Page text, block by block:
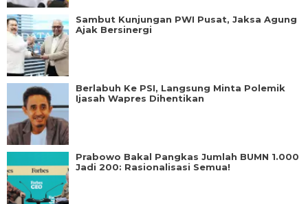
Sambut Kunjungan PWI Pusat, Jaksa Agung
Ajak Bersinergi
Berlabuh Ke PSI, Langsung Minta Polemik
Ijasah Wapres Dihentikan
Prabowo Bakal Pangkas Jumlah BUMN 1.000
Jadi 200: Rasionalisasi Semua!